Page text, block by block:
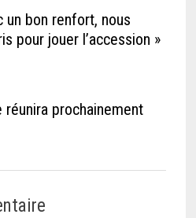
un bon renfort, nous
pour jouer l’accession »
réunira prochainement